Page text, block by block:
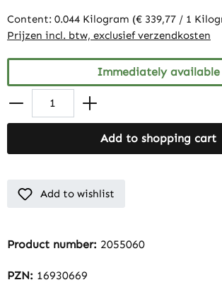
Content: 0.044 Kilogram (€ 339,77 / 1
Prijzen incl. btw, exclusief verzendkosten
Immediately available
Add to shopping cart
Add to wishlist
Product number: 2055060
PZN: 16930669